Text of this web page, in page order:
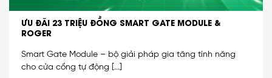
ƯU ĐÃI 23 TRIỆU ĐỒNG SMART GATE MODULE &
ROGER
Smart Gate Module – bộ giải pháp gia tăng tính năng
cho cửa cổng tự động [...]